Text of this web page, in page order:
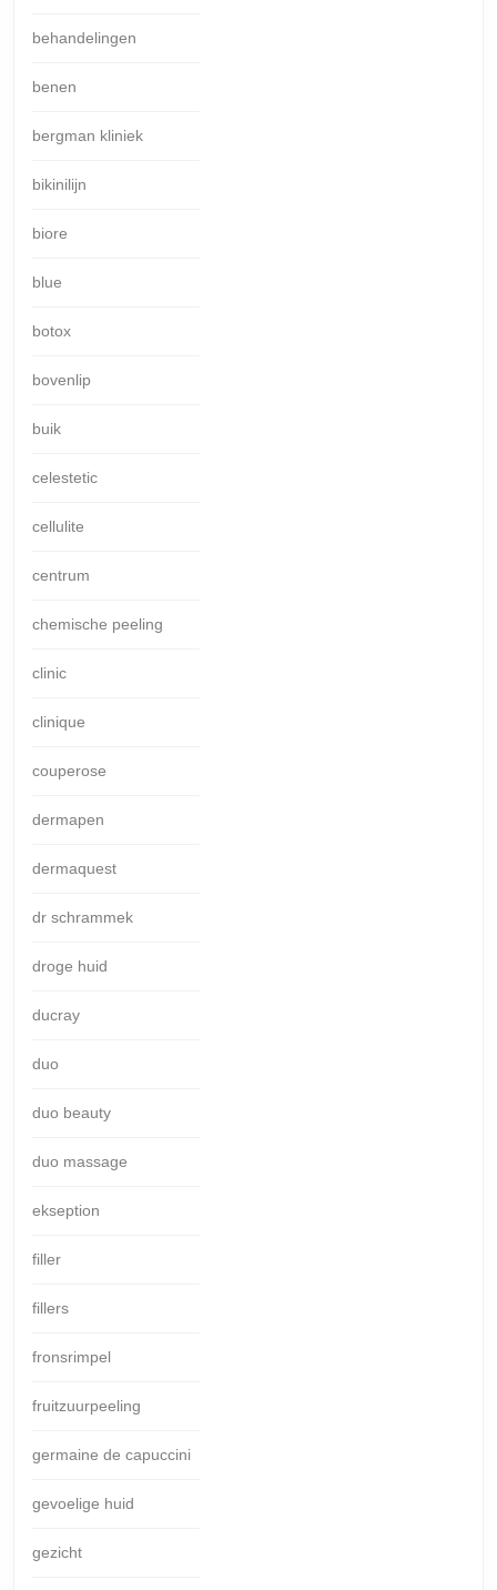
behandelingen
benen
bergman kliniek
bikinilijn
biore
blue
botox
bovenlip
buik
celestetic
cellulite
centrum
chemische peeling
clinic
clinique
couperose
dermapen
dermaquest
dr schrammek
droge huid
ducray
duo
duo beauty
duo massage
ekseption
filler
fillers
fronsrimpel
fruitzuurpeeling
germaine de capuccini
gevoelige huid
gezicht